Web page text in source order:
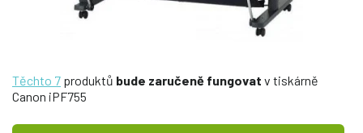
Těchto 7 produktů bude zaručeně fungovat v tiskárně
Canon iPF755